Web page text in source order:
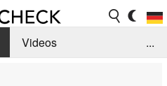
Videos
...